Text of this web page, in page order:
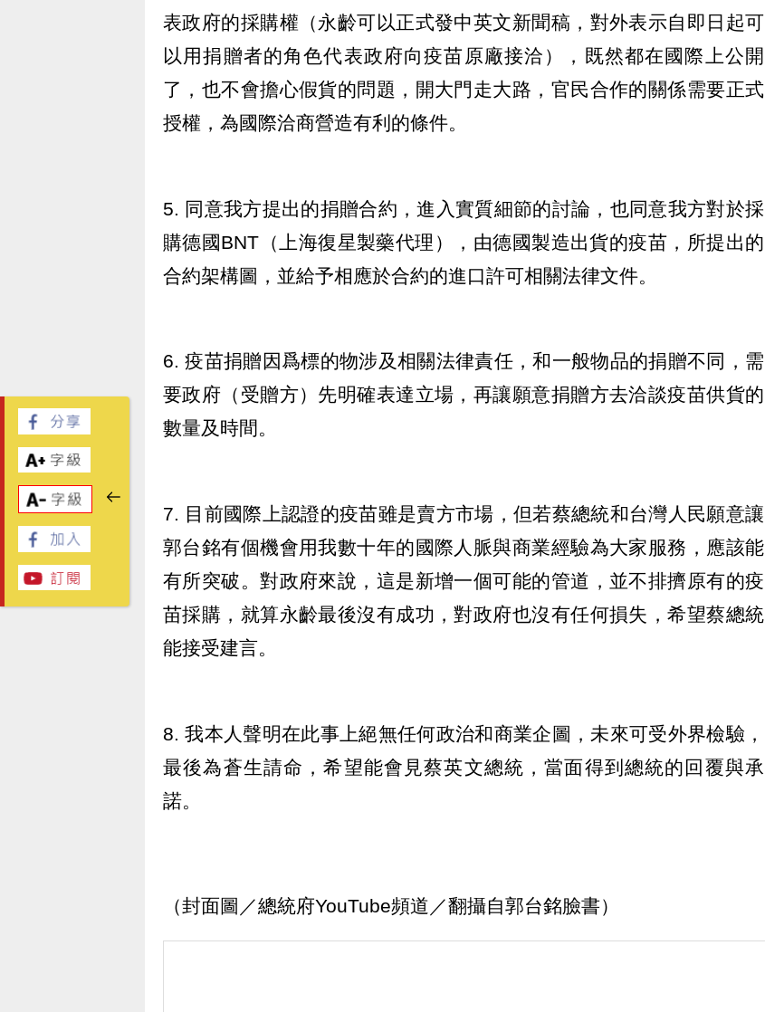
表政府的採購權（永齡可以正式發中英文新聞稿，對外表示自即日起可
以用捐贈者的角色代表政府向疫苗原廠接洽），既然都在國際上公開
了，也不會擔心假貨的問題，開大門走大路，官民合作的關係需要正式
授權，為國際洽商營造有利的條件。
5. 同意我方提出的捐贈合約，進入實質細節的討論，也同意我方對於採
購德國BNT（上海復星製藥代理），由德國製造出貨的疫苗，所提出的
合約架構圖，並給予相應於合約的進口許可相關法律文件。
6. 疫苗捐贈因爲標的物涉及相關法律責任，和一般物品的捐贈不同，需
要政府（受贈方）先明確表達立場，再讓願意捐贈方去洽談疫苗供貨的
數量及時間。
7. 目前國際上認證的疫苗雖是賣方市場，但若蔡總統和台灣人民願意讓
郭台銘有個機會用我數十年的國際人脈與商業經驗為大家服務，應該能
有所突破。對政府來說，這是新增一個可能的管道，並不排擠原有的疫
苗採購，就算永齡最後沒有成功，對政府也沒有任何損失，希望蔡總統
能接受建言。
8. 我本人聲明在此事上絕無任何政治和商業企圖，未來可受外界檢驗，
最後為蒼生請命，希望能會見蔡英文總統，當面得到總統的回覆與承
諾。
（封面圖／總統府YouTube頻道／翻攝自郭台銘臉書）